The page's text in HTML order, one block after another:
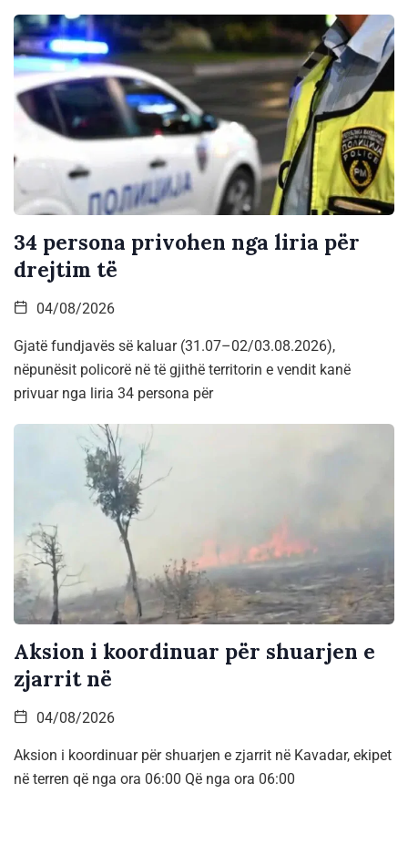
34 persona privohen nga liria për
drejtim të
04/08/2026
Gjatë fundjavës së kaluar (31.07–02/03.08.2026),
nëpunësit policorë në të gjithë territorin e vendit kanë
privuar nga liria 34 persona për
Aksion i koordinuar për shuarjen e
zjarrit në
04/08/2026
Aksion i koordinuar për shuarjen e zjarrit në Kavadar, ekipet
në terren që nga ora 06:00 Që nga ora 06:00